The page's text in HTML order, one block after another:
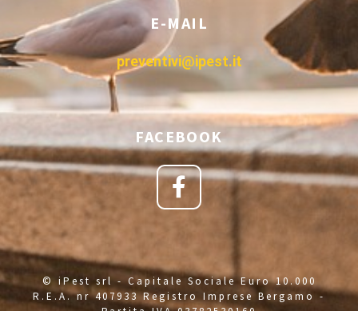
E-MAIL
preventivi@ipest.it
FACEBOOK
© iPest srl - Capitale Sociale Euro 10.000
R.E.A. nr 407933 Registro Imprese Bergamo -